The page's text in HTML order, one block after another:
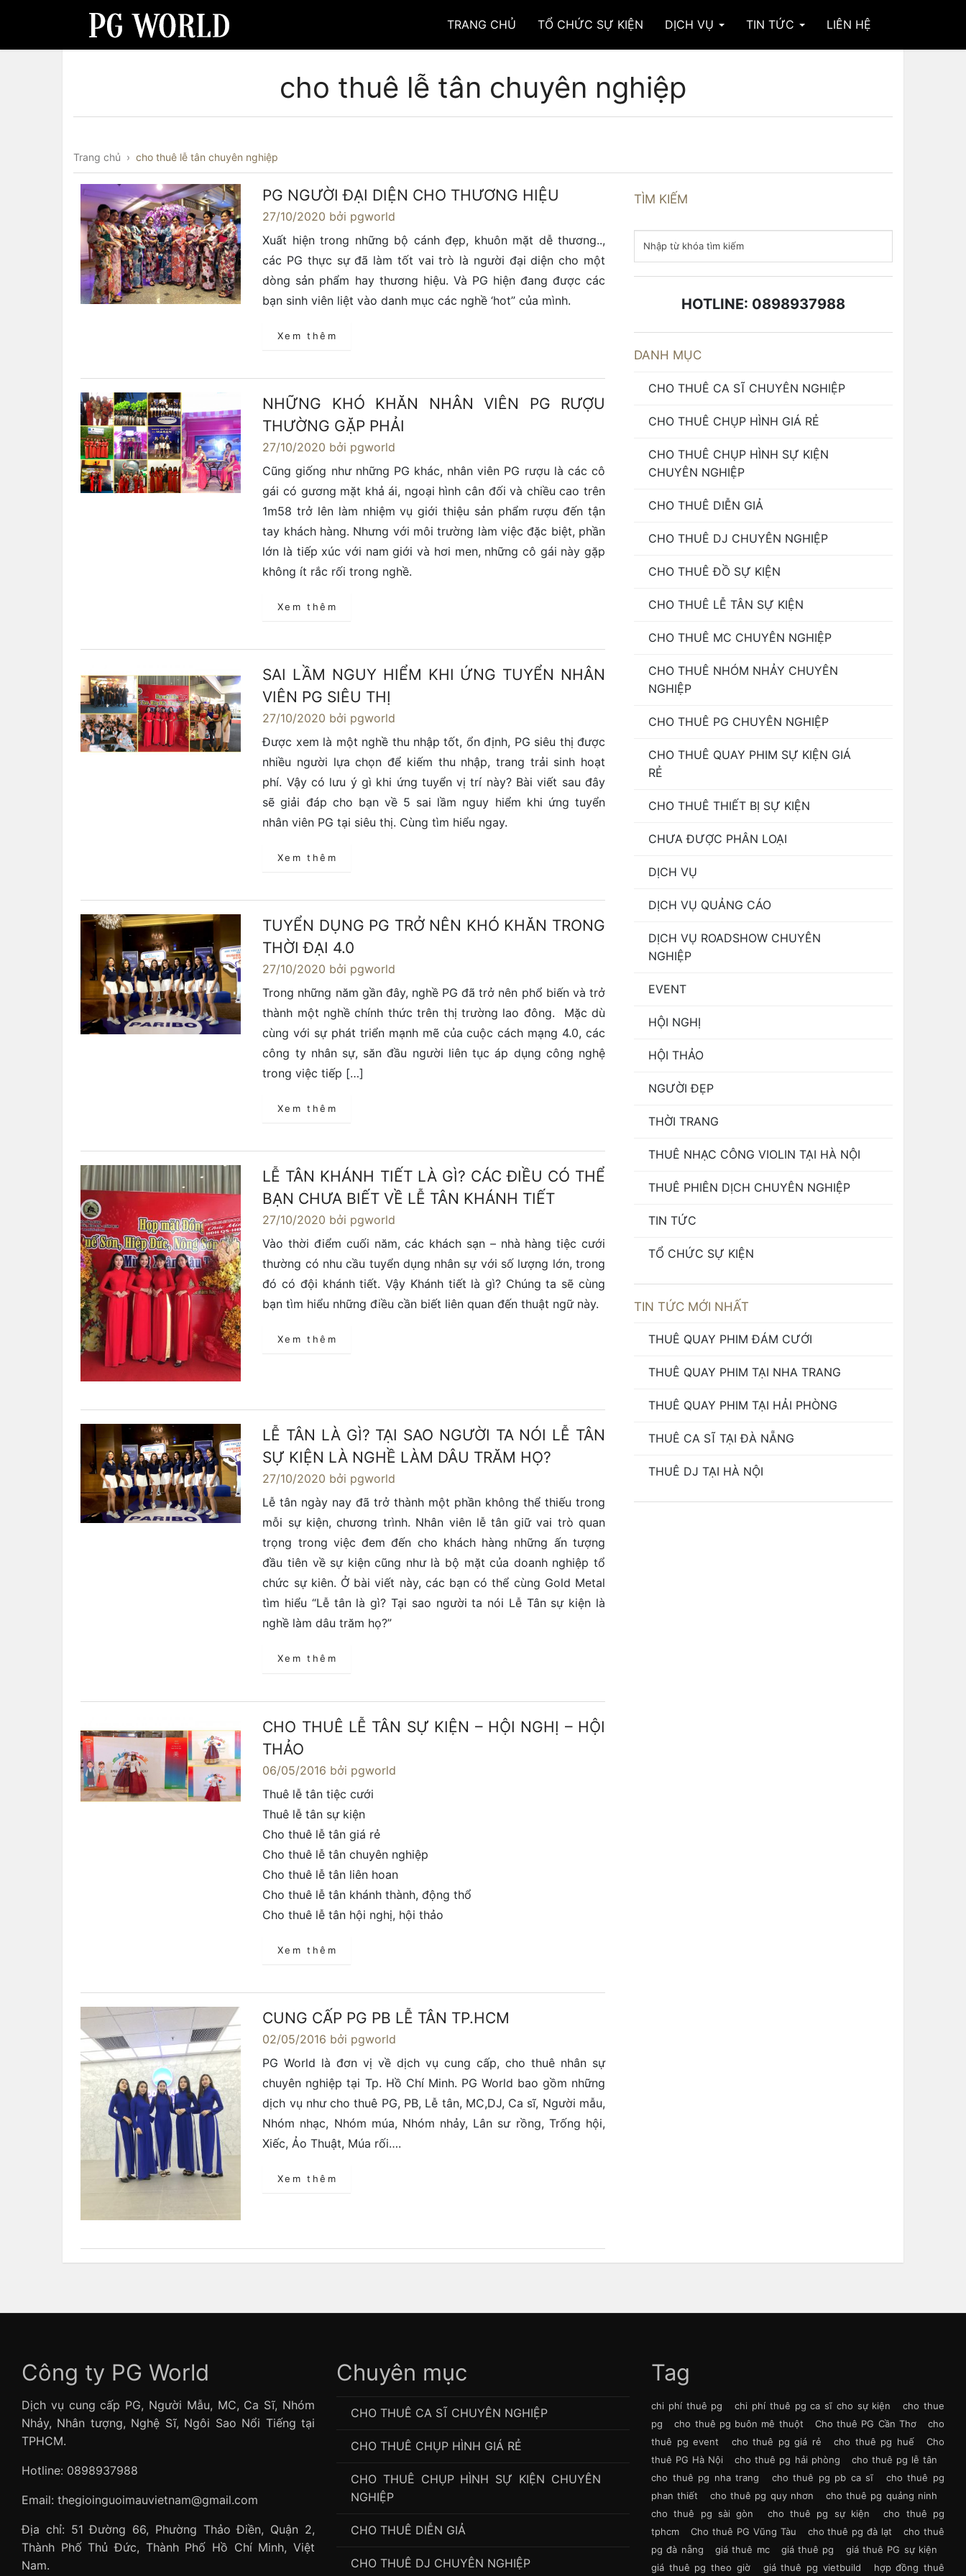
TRANG CHỦ TỔ CHỨC SỰ KIỆN DỊCH VỤ TIN TỨC LIÊN HỆ
cho thuê lễ tân chuyên nghiệp
Trang chủ › cho thuê lễ tân chuyên nghiệp
PG NGƯỜI ĐẠI DIỆN CHO THƯƠNG HIỆU
27/10/2020 bởi pgworld
Xuất hiện trong những bộ cánh đẹp, khuôn mặt dễ thương..,
các PG thực sự đã làm tốt vai trò là người đại diện cho một
dòng sản phẩm hay thương hiệu. Và PG hiện đang được các
bạn sinh viên liệt vào danh mục các nghề ‘hot” của mình.
Xem thêm
NHỮNG KHÓ KHĂN NHÂN VIÊN PG RƯỢU
THƯỜNG GẶP PHẢI
27/10/2020 bởi pgworld
Cũng giống như những PG khác, nhân viên PG rượu là các cô
gái có gương mặt khả ái, ngoại hình cân đối và chiều cao trên
1m58 trở lên làm nhiệm vụ giới thiệu sản phẩm rượu đến tận
tay khách hàng. Nhưng với môi trường làm việc đặc biệt, phần
lớn là tiếp xúc với nam giới và hơi men, những cô gái này gặp
không ít rắc rối trong nghề.
Xem thêm
SAI LẦM NGUY HIỂM KHI ỨNG TUYỂN NHÂN
VIÊN PG SIÊU THỊ
27/10/2020 bởi pgworld
Được xem là một nghề thu nhập tốt, ổn định, PG siêu thị được
nhiều người lựa chọn để kiếm thu nhập, trang trải sinh hoạt
phí. Vậy có lưu ý gì khi ứng tuyển vị trí này? Bài viết sau đây
sẽ giải đáp cho bạn về 5 sai lầm nguy hiểm khi ứng tuyển
nhân viên PG tại siêu thị. Cùng tìm hiểu ngay.
Xem thêm
TUYỂN DỤNG PG TRỞ NÊN KHÓ KHĂN TRONG
THỜI ĐẠI 4.0
27/10/2020 bởi pgworld
Trong những năm gần đây, nghề PG đã trở nên phổ biến và trở
thành một nghề chính thức trên thị trường lao đông. Mặc dù
cùng với sự phát triển mạnh mẽ của cuộc cách mạng 4.0, các
công ty nhân sự, săn đầu người liên tục áp dụng công nghệ
trong việc tiếp […]
Xem thêm
LỄ TÂN KHÁNH TIẾT LÀ GÌ? CÁC ĐIỀU CÓ THỂ
BẠN CHƯA BIẾT VỀ LỄ TÂN KHÁNH TIẾT
27/10/2020 bởi pgworld
Vào thời điểm cuối năm, các khách sạn – nhà hàng tiệc cưới
thường có nhu cầu tuyển dụng nhân sự với số lượng lớn, trong
đó có đội khánh tiết. Vậy Khánh tiết là gì? Chúng ta sẽ cùng
bạn tìm hiểu những điều cần biết liên quan đến thuật ngữ này.
Xem thêm
LỄ TÂN LÀ GÌ? TẠI SAO NGƯỜI TA NÓI LỄ TÂN
SỰ KIỆN LÀ NGHỀ LÀM DÂU TRĂM HỌ?
27/10/2020 bởi pgworld
Lễ tân ngày nay đã trở thành một phần không thể thiếu trong
mỗi sự kiện, chương trình. Nhân viên lễ tân giữ vai trò quan
trọng trong việc đem đến cho khách hàng những ấn tượng
đầu tiên về sự kiện cũng như là bộ mặt của doanh nghiệp tổ
chức sự kiên. Ở bài viết này, các bạn có thể cùng Gold Metal
tìm hiểu “Lễ tân là gì? Tại sao người ta nói Lễ Tân sự kiện là
nghề làm dâu trăm họ?”
Xem thêm
CHO THUÊ LỄ TÂN SỰ KIỆN – HỘI NGHỊ – HỘI
THẢO
06/05/2016 bởi pgworld
Thuê lễ tân tiệc cưới
Thuê lễ tân sự kiện
Cho thuê lễ tân giá rẻ
Cho thuê lễ tân chuyên nghiệp
Cho thuê lễ tân liên hoan
Cho thuê lễ tân khánh thành, động thổ
Cho thuê lễ tân hội nghị, hội thảo
Xem thêm
CUNG CẤP PG PB LỄ TÂN TP.HCM
02/05/2016 bởi pgworld
PG World là đơn vị về dịch vụ cung cấp, cho thuê nhân sự
chuyên nghiệp tại Tp. Hồ Chí Minh. PG World bao gồm những
dịch vụ như cho thuê PG, PB, Lễ tân, MC,DJ, Ca sĩ, Người mẫu,
Nhóm nhạc, Nhóm múa, Nhóm nhảy, Lân sư rồng, Trống hội,
Xiếc, Ảo Thuật, Múa rối….
Xem thêm
TÌM KIẾM
HOTLINE: 0898937988
DANH MỤC
CHO THUÊ CA SĨ CHUYÊN NGHIỆP
CHO THUÊ CHỤP HÌNH GIÁ RẺ
CHO THUÊ CHỤP HÌNH SỰ KIỆN
CHUYÊN NGHIỆP
CHO THUÊ DIỄN GIẢ
CHO THUÊ DJ CHUYÊN NGHIỆP
CHO THUÊ ĐỒ SỰ KIỆN
CHO THUÊ LỄ TÂN SỰ KIỆN
CHO THUÊ MC CHUYÊN NGHIỆP
CHO THUÊ NHÓM NHẢY CHUYÊN
NGHIỆP
CHO THUÊ PG CHUYÊN NGHIỆP
CHO THUÊ QUAY PHIM SỰ KIỆN GIÁ
RẺ
CHO THUÊ THIẾT BỊ SỰ KIỆN
CHƯA ĐƯỢC PHÂN LOẠI
DỊCH VỤ
DỊCH VỤ QUẢNG CÁO
DỊCH VỤ ROADSHOW CHUYÊN
NGHIỆP
EVENT
HỘI NGHỊ
HỘI THẢO
NGƯỜI ĐẸP
THỜI TRANG
THUÊ NHẠC CÔNG VIOLIN TẠI HÀ NỘI
THUÊ PHIÊN DỊCH CHUYÊN NGHIỆP
TIN TỨC
TỔ CHỨC SỰ KIỆN
TIN TỨC MỚI NHẤT
THUÊ QUAY PHIM ĐÁM CƯỚI
THUÊ QUAY PHIM TẠI NHA TRANG
THUÊ QUAY PHIM TẠI HẢI PHÒNG
THUÊ CA SĨ TẠI ĐÀ NẴNG
THUÊ DJ TẠI HÀ NỘI
Công ty PG World
Dịch vụ cung cấp PG, Người Mẫu, MC, Ca Sĩ, Nhóm
Nhảy, Nhân tượng, Nghệ Sĩ, Ngôi Sao Nổi Tiếng tại
TPHCM.
Hotline: 0898937988
Email: thegioinguoimauvietnam@gmail.com
Địa chỉ: 51 Đường 66, Phường Thảo Điền, Quận 2,
Thành Phố Thủ Đức, Thành Phố Hồ Chí Minh, Việt
Nam.
Chuyên mục
CHO THUÊ CA SĨ CHUYÊN NGHIỆP
CHO THUÊ CHỤP HÌNH GIÁ RẺ
CHO THUÊ CHỤP HÌNH SỰ KIỆN CHUYÊN
NGHIỆP
CHO THUÊ DIỄN GIẢ
CHO THUÊ DJ CHUYÊN NGHIỆP
Tag
chi phí thuê pg chi phí thuê pg ca sĩ cho sự kiện
cho thue
pg
cho thuê pg buôn mê thuột Cho thuê PG Cần Thơ
cho
thuê pg event
cho thuê pg giá rẻ cho thuê pg huế
Cho
thuê PG Hà Nội
cho thuê pg hải phòng
cho thuê pg lễ tân
cho thuê pg nha trang
cho thuê pg pb ca sĩ
cho thuê pg
phan thiết
cho thuê pg quy nhơn
cho thuê pg quảng ninh
cho thuê pg sài gòn
cho thuê pg sự kiện
cho thuê pg
tphcm
Cho thuê PG Vũng Tàu cho thuê pg đà lạt
cho thuê
pg đà nẵng
giá thuê mc giá thuê pg
giá thuê PG sự kiện
giá thuê pg theo giờ
giá thuê pg vietbuild hợp đồng thuê